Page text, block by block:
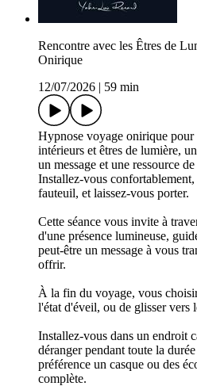
Rencontre avec les Êtres de
Onirique
12/07/2026 | 59 min
Hypnose voyage onirique pour
intérieurs et êtres de lumière,
un message et une ressource
Installez-vous
fauteuil, et laissez-vous porter.
Cette séance vous invite à
d'une présence lumineuse,
peut-être un message à vous
offrir.
À la fin du voyage, vous
l'état d'éveil, ou de glisser vers
Installez-vous dans un endroit
déranger pendant toute la
préférence un casque ou des
complète.